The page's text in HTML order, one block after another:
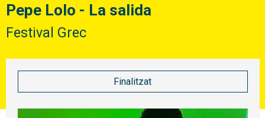
Pepe Lolo - La salida
Festival Grec
Finalitzat